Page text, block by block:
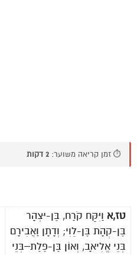
⏱️ זמן קריאה משוער: 2 דקות
טז,א וַיִּקַּח קֹרַח, בֶּן-יִצְהָר
בֶּן-קְהָת בֶּן-לֵוִי; וְדָתָן וַאֲבִירָם
בְּנֵי אֱלִיאָב, וְאוֹן בֶּן-פֶּלֶת–בְּנֵי